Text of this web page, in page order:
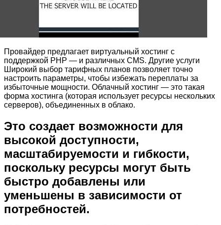
Провайдер предлагает виртуальный хостинг с
поддержкой PHP — и различных CMS. Другие услуги
Широкий выбор тарифных планов позволяет точно
настроить параметры, чтобы избежать переплаты за
избыточные мощности. Облачный хостинг — это такая
форма хостинга (которая использует ресурсы нескольких
серверов), объединенных в облако.
Это создает возможности для
высокой доступности,
масштабируемости и гибкости,
поскольку ресурсы могут быть
быстро добавлены или
уменьшены в зависимости от
потребностей.